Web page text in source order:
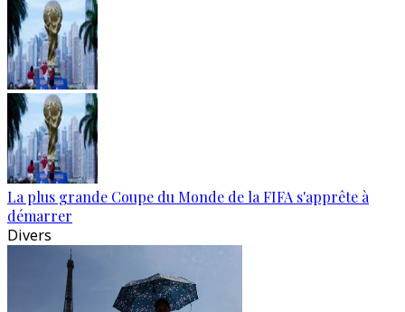
La plus grande Coupe du Monde de la FIFA s'apprête à
démarrer
Divers